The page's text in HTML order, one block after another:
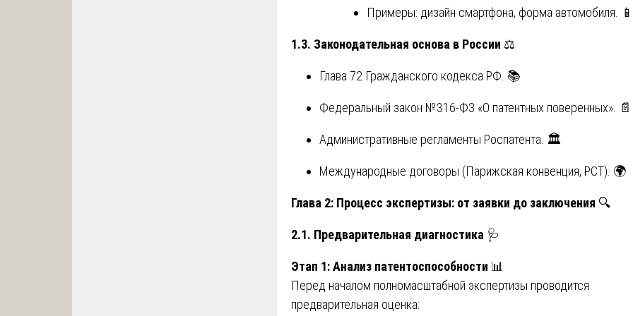
Примеры: дизайн смартфона, форма автомобиля.
1.3. Законодательная основа в России ⚖️
Глава 72 Гражданского кодекса РФ. 📚
Федеральный закон №316-ФЗ «О патентных поверенных». 📄
Административные регламенты Роспатента. 🏛️
Международные договоры (Парижская конвенция, PCT). 🌍
Глава 2: Процесс экспертизы: от заявки до заключения 🔍
2.1. Предварительная диагностика 🩺
Этап 1: Анализ патентоспособности 📊
Перед началом полномасштабной экспертизы проводится
предварительная оценка: